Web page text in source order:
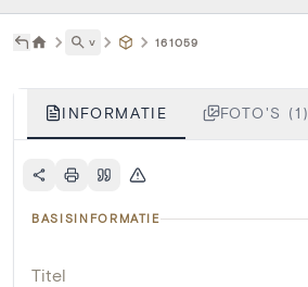
˅ 161059
INFORMATIE FOTO'S (1)
BASISINFORMATIE
Titel